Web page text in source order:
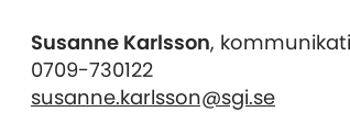
Susanne Karlsson,
0709-730122
susanne.karlsson@sgi.se